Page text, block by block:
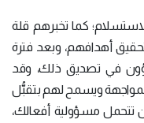
كما تخبرهم قلة
أهدافهم، وبعد فترة
في تصديق ذلك، وقد
ويسمح لهم بتقبُّل
تتحمل مسؤولية أفعالك،